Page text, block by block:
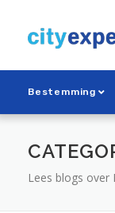
inhoud
Bestemming
Lees blogs over